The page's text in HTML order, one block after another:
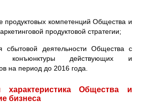
продуктовых компетенций Общества и
продуктовой стратегии;
сбытовой деятельности Общества с
конъюнктуры действующих и
на период до 2016 года.
характеристика Общества и
бизнеса